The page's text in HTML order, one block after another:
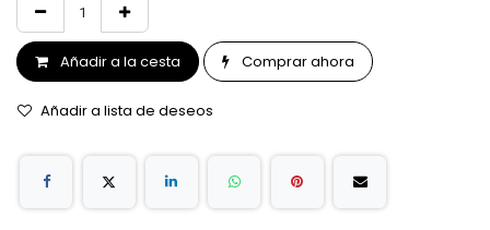
Añadir a la cesta Comprar ahora
Añadir a lista de deseos